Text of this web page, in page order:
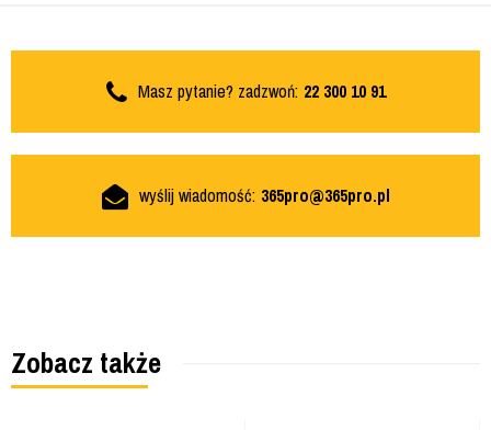
Masz pytanie? zadzwoń: 22 300 10 91
wyślij wiadomość: 365pro@365pro.pl
Zobacz także